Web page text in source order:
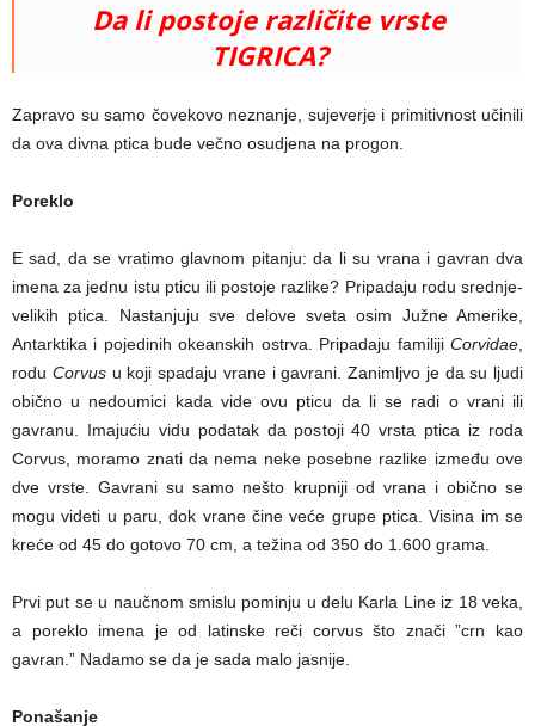
Da li postoje različite vrste
TIGRICA?
Zapravo su samo čovekovo neznanje, sujeverje i primitivnost učinili
da ova divna ptica bude večno osudjena na progon.
Poreklo
E sad, da se vratimo glavnom pitanju: da li su vrana i gavran dva
imena za jednu istu pticu ili postoje razlike? Pripadaju rodu srednje-
velikih ptica. Nastanjuju sve delove sveta osim Južne Amerike,
Antarktika i pojedinih okeanskih ostrva. Pripadaju familiji Corvidae
rodu Corvusu koji spadaju vrane i gavrani. Zanimljvo je da su ljudi
obično u nedoumici kada vide ovu pticu da li se radi o vrani ili
gavranu. Imajućiu vidu podatak da postoji 40 vrsta ptica iz roda
Corvus, moramo znati da nema neke posebne razlike između ove
dve vrste. Gavrani su samo nešto krupniji od vrana i obično se
mogu videti u paru, dok vrane čine veće grupe ptica. Visina im se
kreće od 45 do gotovo 70 cm, a težina od 350 do 1.600 grama.
Prvi put se u naučnom smislu pominju u delu Karla Line iz 18 veka,
a poreklo imena je od latinske reči corvus što znači ”crn kao
gavran.” Nadamo se da je sada malo jasnije.
Ponašanje